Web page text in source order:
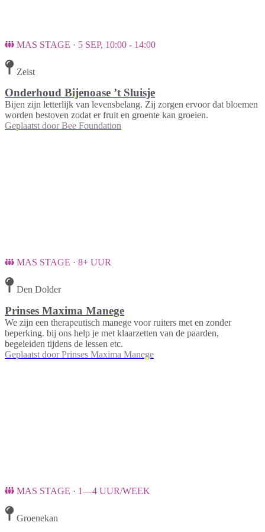
MAS STAGE · 5 SEP, 10:00 - 14:00
Zeist
Onderhoud Bijenoase ’t Sluisje
Bijen zijn letterlijk van levensbelang. Zij zorgen ervoor dat bloemen
worden bestoven zodat er fruit en groente kan groeien.
Geplaatst door Bee Foundation
MAS STAGE · 8+ UUR
Den Dolder
Prinses Maxima Manege
We zijn een therapeutisch manege voor ruiters met en zonder
beperking. bij ons help je met klaarzetten van de paarden,
begeleiden tijdens de lessen etc.
Geplaatst door Prinses Maxima Manege
MAS STAGE · 1—4 UUR/WEEK
Groenekan